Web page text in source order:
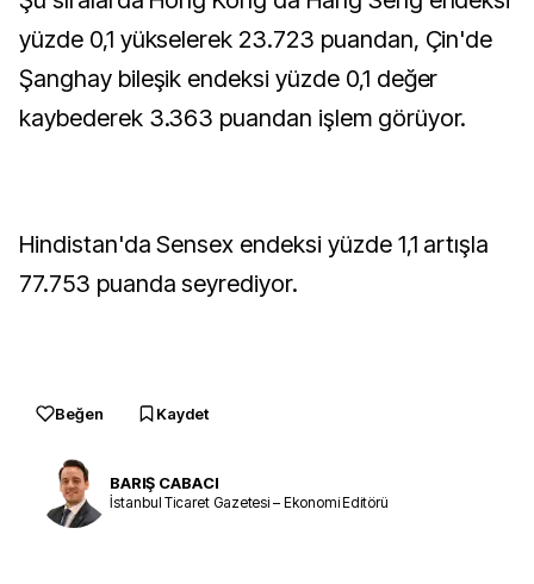
yüzde 0,1 yükselerek 23.723 puandan, Çin'de
Şanghay bileşik endeksi yüzde 0,1 değer
kaybederek 3.363 puandan işlem görüyor.
Hindistan'da Sensex endeksi yüzde 1,1 artışla
77.753 puanda seyrediyor.
Beğen Kaydet
BARIŞ CABACI
İstanbul Ticaret Gazetesi – Ekonomi Editörü